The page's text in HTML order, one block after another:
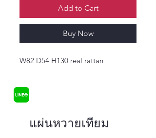
Add to Cart
Buy Now
W82 D54 H130 real rattan
แผ่นหวายเทียม